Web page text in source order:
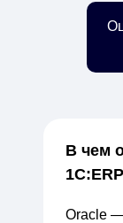
Oracle —
В чем
1С:ERP